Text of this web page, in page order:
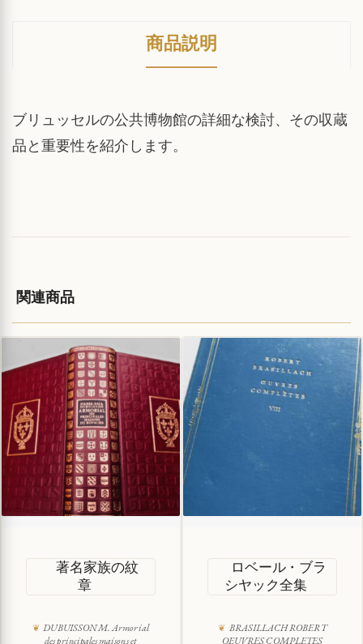
商品説明
ブリュッセルの公共博物館の詳細な検討、その収蔵
品と重要性を紹介します。
関連商品
著名家族の紋
章
DUBUISSON M. Armorial
des principales maisons et
ロベール・ブラ
シヤック全集
BRASILLACH ROBERT
OEUVRES COMPLETES